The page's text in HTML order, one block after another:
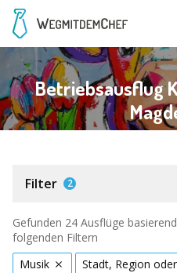
Betriebsausflug
Filter 2
Gefunden 24 Ausflüge
folgenden Filtern
Musik
Stadt, Region